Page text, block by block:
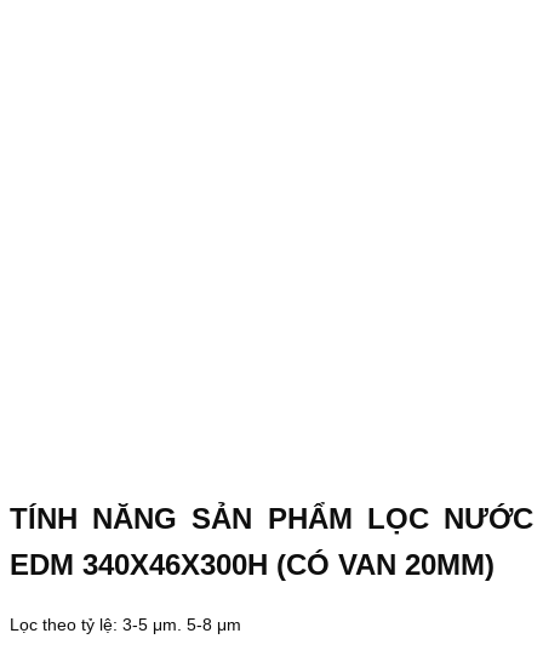
TÍNH NĂNG SẢN PHẨM LỌC NƯỚC
EDM 340X46X300H (CÓ VAN 20MM)
Lọc theo tỷ lệ: 3-5 μm. 5-8 μm